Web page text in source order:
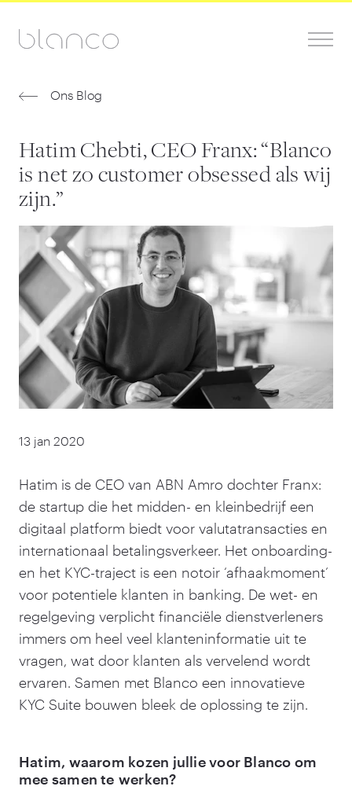
Ons Blog
Hatim Chebti, CEO Franx: “Blanco
is net zo customer obsessed als wij
zijn.”
13 jan 2020
Hatim is de CEO van ABN Amro dochter Franx:
de startup die het midden- en kleinbedrijf een
digitaal platform biedt voor valutatransacties en
internationaal betalingsverkeer. Het onboarding-
en het KYC-traject is een notoir ‘afhaakmoment’
voor potentiele klanten in banking. De wet- en
regelgeving verplicht financiële dienstverleners
immers om heel veel klanteninformatie uit te
vragen, wat door klanten als vervelend wordt
ervaren. Samen met Blanco een innovatieve
KYC Suite bouwen bleek de oplossing te zijn.
Hatim, waarom kozen jullie voor Blanco om
mee samen te werken?